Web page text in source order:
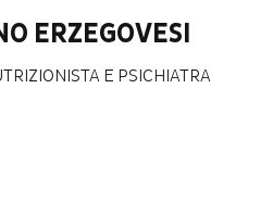
ERZEGOVESI
E PSICHIATRA